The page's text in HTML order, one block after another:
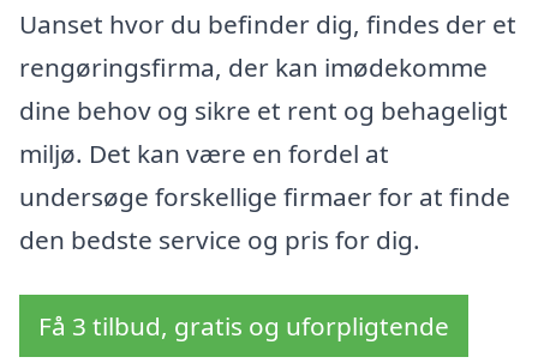
Uanset hvor du befinder dig, findes der et
rengøringsfirma, der kan imødekomme
dine behov og sikre et rent og behageligt
miljø. Det kan være en fordel at
undersøge forskellige firmaer for at finde
den bedste service og pris for dig.
Få 3 tilbud, gratis og uforpligtende